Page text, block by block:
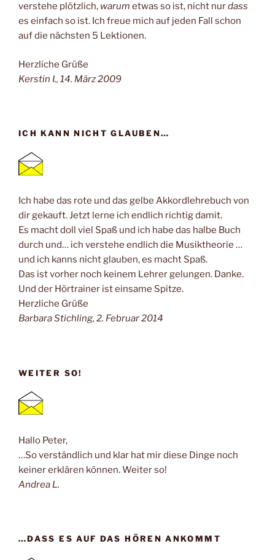
verstehe plötzlich, warum etwas so ist, nicht nurdass
es einfach so ist. Ich freue mich auf jeden Fall schon
auf die nächsten 5 Lektionen.
Herzliche Grüße
Kerstin I., 14. März 2009
ICH KANN NICHT GLAUBEN…
Ich habe das rote und das gelbe Akkordlehrebuch von
dir gekauft. Jetzt lerne ich endlich richtig damit.
Es macht doll viel Spaß und ich habe das halbe Buch
durch und… ich verstehe endlich die Musiktheorie …
und ich kanns nicht glauben, es macht Spaß.
Das ist vorher noch keinem Lehrer gelungen. Danke.
Und der Hörtrainer ist einsame Spitze.
Herzliche Grüße
Barbara Stichling, 2. Februar 2014
WEITER SO!
Hallo Peter,
…So verständlich und klar hat mir diese Dinge noch
keiner erklären können. Weiter so!
Andrea L.
…DASS ES AUF DAS HÖREN ANKOMMT